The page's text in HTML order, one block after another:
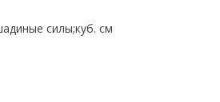
силы;куб. см